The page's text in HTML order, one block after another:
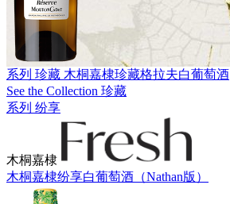
系列 珍藏 木桐嘉棣珍藏格拉夫白葡萄酒
See the Collection 珍藏
系列 纷享
木桐嘉棣
木桐嘉棣纷享白葡萄酒（Nathan版）